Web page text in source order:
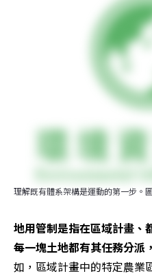
理解既有體系架構是運動的第一步。
地用管制是指在區域計畫、
每一塊土地都有其任務分派
如，區域計畫中的特定農業